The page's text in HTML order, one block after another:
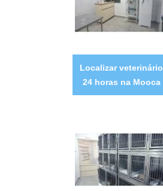
Localizar veterinário
24 horas na Mooca